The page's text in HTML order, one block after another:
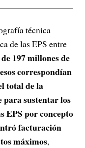
técnica
de las EPS entre
197 millones de
correspondían
total de la
sustentar los
EPS por concepto
facturación
máximos,